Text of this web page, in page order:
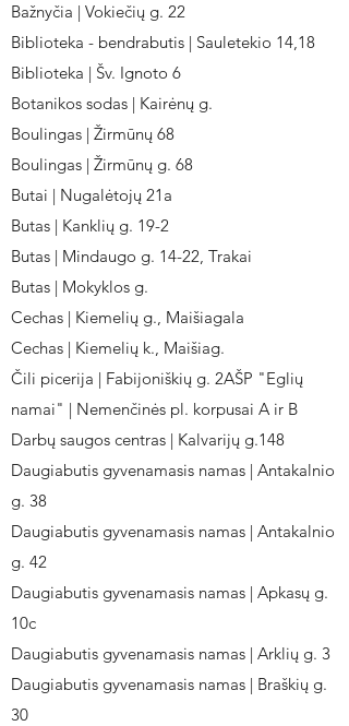
Bažnyčia | Vokiečių g. 22
Biblioteka - bendrabutis | Sauletekio 14,18
Biblioteka | Šv. Ignoto 6
Botanikos sodas | Kairėnų g.
Boulingas | Žirmūnų 68
Boulingas | Žirmūnų g. 68
Butai | Nugalėtojų 21a
Butas | Kanklių g. 19-2
Butas | Mindaugo g. 14-22, Trakai
Butas | Mokyklos g.
Cechas | Kiemelių g., Maišiagala
Cechas | Kiemelių k., Maišiag.
Čili picerija | Fabijoniškių g. 2AŠP "Eglių
namai" | Nemenčinės pl. korpusai A ir B
Darbų saugos centras | Kalvarijų g.148
Daugiabutis gyvenamasis namas | Antakalnio
g. 38
Daugiabutis gyvenamasis namas | Antakalnio
g. 42
Daugiabutis gyvenamasis namas | Apkasų g.
10c
Daugiabutis gyvenamasis namas | Arklių g. 3
Daugiabutis gyvenamasis namas | Braškių g.
30